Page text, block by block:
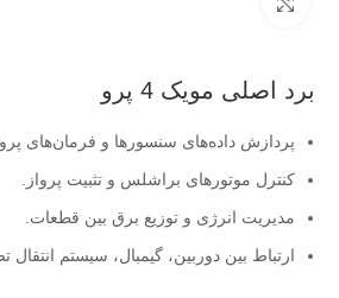
برد اصلی مویک 4 پرو
پردازش داده‌های سنسورها و فرمان‌های
کنترل موتورهای براشلس و تثبیت پرواز.
مدیریت انرژی و توزیع برق بین قطعات.
ارتباط بین دوربین، گیمبال، سیستم انتقال